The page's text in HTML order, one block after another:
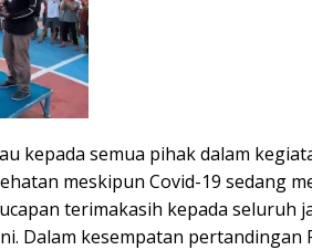
kepada semua pihak dalam
meskipun Covid-19 sedang
terimakasih kepada seluruh
Dalam kesempatan pertandingan